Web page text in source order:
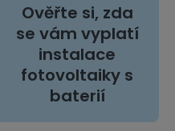
Ověřte si, zda
se vám vyplatí
instalace
fotovoltaiky s
baterií